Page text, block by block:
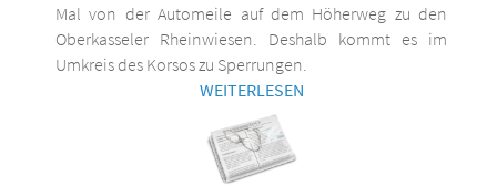
Mal von der Automeile auf dem Höherweg zu den
Oberkasseler Rheinwiesen. Deshalb kommt es im
Umkreis des Korsos zu Sperrungen.
WEITERLESEN